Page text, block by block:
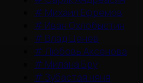
# Михаил Ефремов
# Иван Охлобыстин
# Влад Ценев
#Любовь Аксенова
# Милана Бру
#Зубастая няня